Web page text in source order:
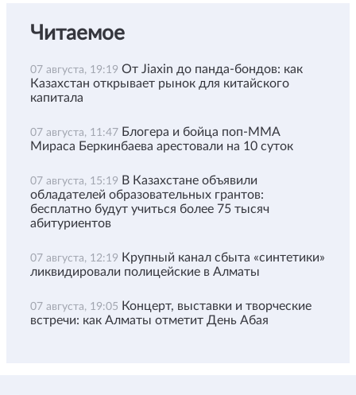
Читаемое
07 августа, 19:19 От Jiaxin до панда-бондов: как
Казахстан открывает рынок для китайского
капитала
07 августа, 11:47 Блогера и бойца поп-ММА
Мираса Беркинбаева арестовали на 10 суток
07 августа, 15:19 В Казахстане объявили
обладателей образовательных грантов:
бесплатно будут учиться более 75 тысяч
абитуриентов
07 августа, 12:19 Крупный канал сбыта «синтетики»
ликвидировали полицейские в Алматы
07 августа, 19:05 Концерт, выставки и творческие
встречи: как Алматы отметит День Абая